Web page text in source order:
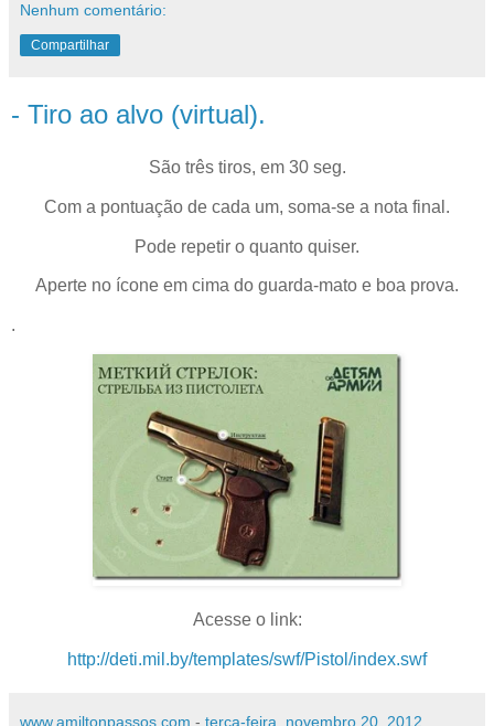
Nenhum comentário:
Compartilhar
- Tiro ao alvo (virtual).
São três tiros, em 30 seg.
Com a pontuação de cada um, soma-se a nota final.
Pode repetir o quanto quiser.
Aperte no ícone em cima do guarda-mato e boa prova.
.
Acesse o link:
http://deti.mil.by/templates/swf/Pistol/index.swf
www.amiltonpassos.com - terça-feira, novembro 20, 2012